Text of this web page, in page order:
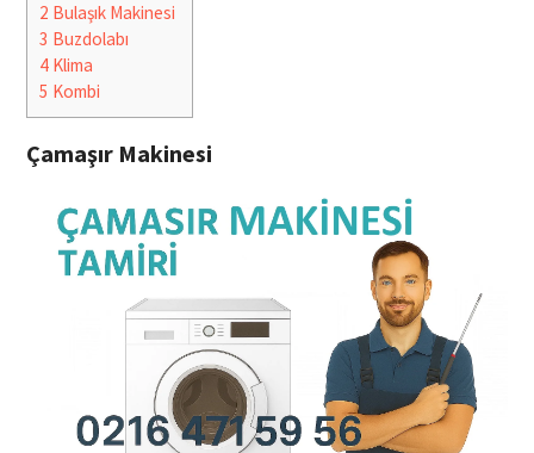
2 Bulaşık Makinesi
3 Buzdolabı
4Klima
5 Kombi
Çamaşır Makinesi